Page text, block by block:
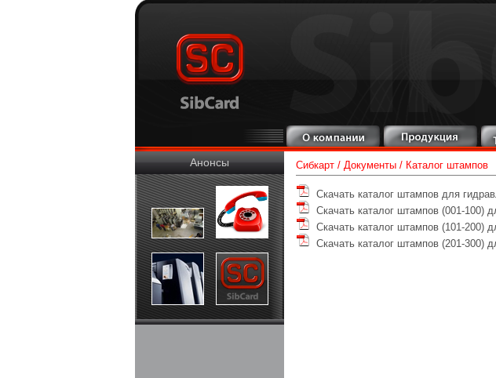
Анонсы Сибкарт / Документы / Каталог штампов
Скачать каталог штампов для
Скачать каталог штампов (001-100)
Скачать каталог штампов (101-200)
Скачать каталог штампов (201-300)